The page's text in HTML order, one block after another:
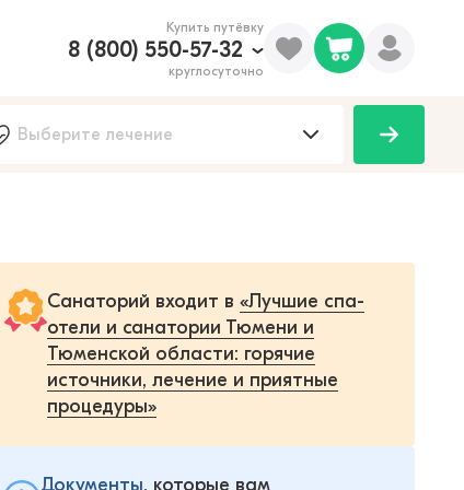
Купить путёвку
8 (800) 550-57-32
круглосуточно
Санаторий входит в «Лучшие спа-
отели и санатории Тюмени и
Тюменской области: горячие
источники, лечение и приятные
процедуры»
Документы, которые вам